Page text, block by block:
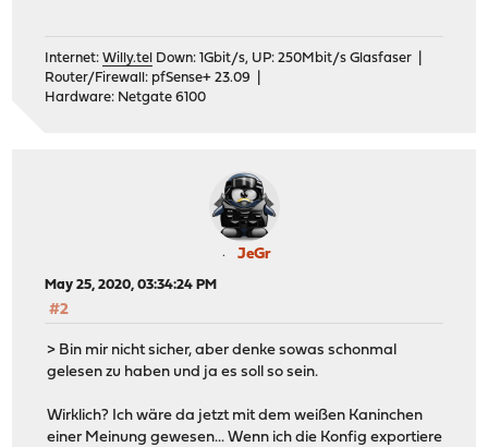
Internet:Willy.tel
Down: 1Gbit/s, UP: 250Mbit/s Glasfaser |
Router/Firewall: pfSense+ 23.09 |
Hardware: Netgate 6100
JeGr
May 25, 2020, 03:34:24 PM
#2
> Bin mir nicht sicher, aber denke sowas schonmal
gelesen zu haben und ja es soll so sein.
Wirklich? Ich wäre da jetzt mit dem weißen Kaninchen
einer Meinung gewesen... Wenn ich die Konfig exportiere